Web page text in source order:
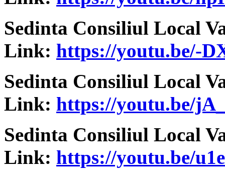
Sedinta Consiliul Local
Link: https://youtu.be/-
Sedinta Consiliul Local
Link: https://youtu.be/
Sedinta Consiliul Local
Link: https://youtu.be/